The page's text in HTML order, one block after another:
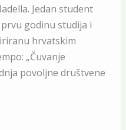
Jedan student
godinu studija i
hrvatskim
„Čuvanje
povoljne društvene